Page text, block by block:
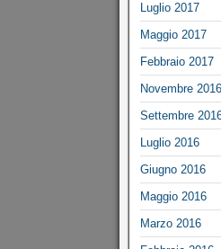
Luglio 2017
Maggio 2017
Febbraio 2017
Novembre 2016
Settembre
Luglio 2016
Giugno 2016
Maggio 2016
Marzo 2016